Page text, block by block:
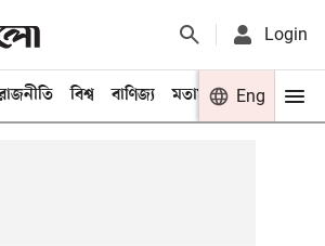
Login
বিশ্ব বাণিজ্য মতামত খেলা
Eng